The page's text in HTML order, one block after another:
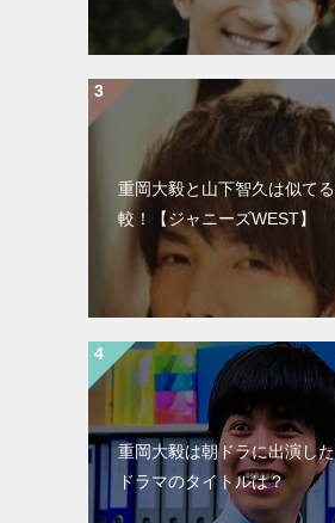
重岡大毅と山下智久は似て
較！【ジャニーズWEST】
重岡大毅は朝ドラに出演し
ドラマのタイトルは？